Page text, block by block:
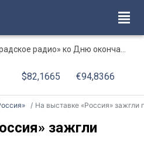
окончания Ленинградской битвы. Онлайн-трансляция
$82,1665 €94,8366
На выставке «Россия» зажгли главную ёлку
зажгли